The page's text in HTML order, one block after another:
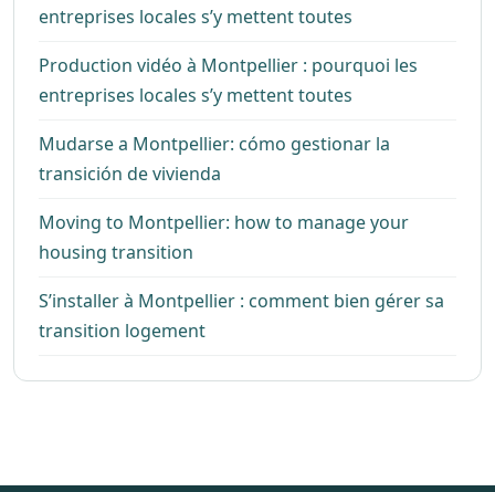
entreprises locales s’y mettent toutes
Production vidéo à Montpellier : pourquoi les
entreprises locales s’y mettent toutes
Mudarse a Montpellier: cómo gestionar la
transición de vivienda
Moving to Montpellier: how to manage your
housing transition
S’installer à Montpellier : comment bien gérer sa
transition logement